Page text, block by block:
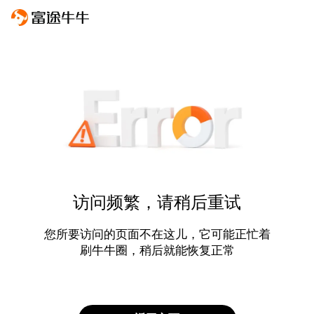
访问频繁，请稍后重试
您所要访问的页面不在这儿，它可能正忙着
刷牛牛圈，稍后就能恢复正常